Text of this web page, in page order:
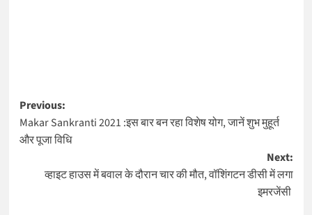
Post
navigation
Previous:
Makar Sankranti 2021 :इस बार बन रहा विशेष योग, जानें शुभ मुहूर्त
और पूजा विधि
Next:
व्हाइट हाउस में बवाल के दौरान चार की मौत, वॉशिंगटन डीसी में लगा
इमरजेंसी